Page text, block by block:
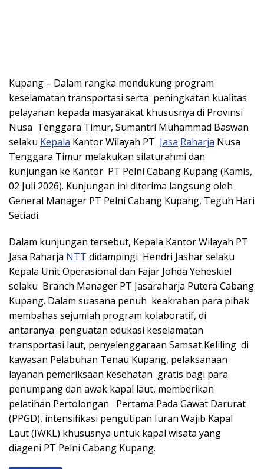
Kupang – Dalam rangka mendukung program
keselamatan transportasi serta peningkatan kualitas
pelayanan kepada masyarakat khususnya di Provinsi
Nusa Tenggara Timur, Sumantri Muhammad Baswan
selaku Kepala Kantor Wilayah PT Jasa Raharja Nusa
Tenggara Timur melakukan silaturahmi dan
kunjungan ke Kantor PT Pelni Cabang Kupang (Kamis,
02 Juli 2026). Kunjungan ini diterima langsung oleh
General Manager PT Pelni Cabang Kupang, Teguh Hari
Setiadi.
Dalam kunjungan tersebut, Kepala Kantor Wilayah PT
Jasa Raharja NTT didampingi Hendri Jashar selaku
Kepala Unit Operasional dan Fajar Johda Yeheskiel
selaku Branch Manager PT Jasaraharja Putera Cabang
Kupang. Dalam suasana penuh keakraban para pihak
membahas sejumlah program kolaboratif, di
antaranya penguatan edukasi keselamatan
transportasi laut, penyelenggaraan Samsat Keliling di
kawasan Pelabuhan Tenau Kupang, pelaksanaan
layanan pemeriksaan kesehatan gratis bagi para
penumpang dan awak kapal laut, memberikan
pelatihan Pertolongan Pertama Pada Gawat Darurat
(PPGD), intensifikasi pengutipan Iuran Wajib Kapal
Laut (IWKL) khususnya untuk kapal wisata yang
diageni PT Pelni Cabang Kupang.